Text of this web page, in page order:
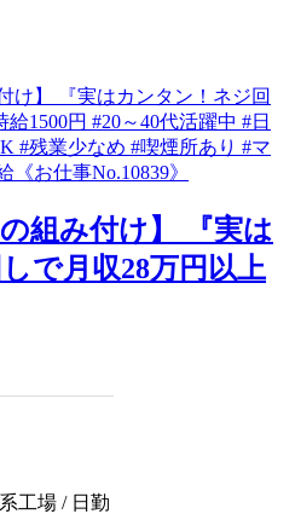
組み付け】 『実は
で月収28万円以上
工場 / 日勤